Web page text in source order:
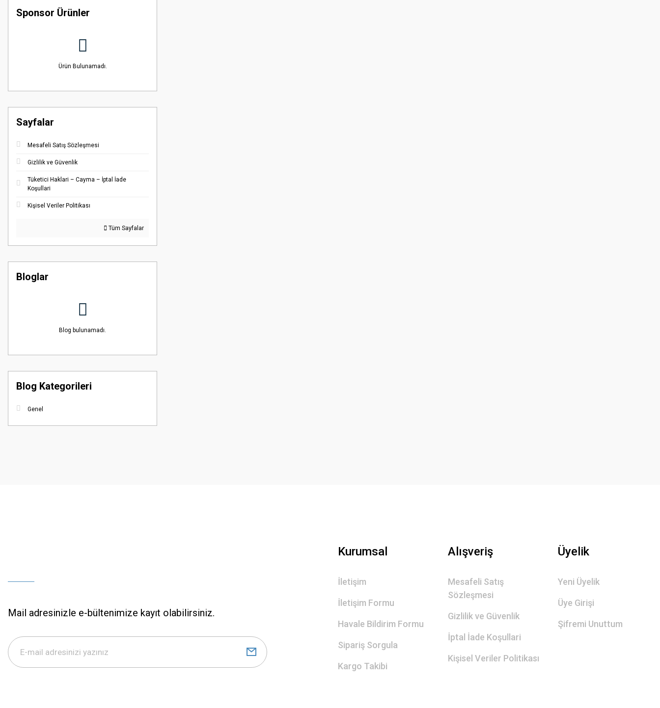
Sponsor Ürünler
Ürün Bulunamadı.
Sayfalar
Mesafeli Satış Sözleşmesi
Gizlilik ve Güvenlik
Tüketici Haklari – Cayma – İptal İade
Koşullari
Kişisel Veriler Politikası
Tüm Sayfalar
Bloglar
Blog bulunamadı.
Blog Kategorileri
Genel
Mail adresinizle e-bültenimize kayıt olabilirsiniz.
Kurumsal
İletişim
İletişim Formu
Havale Bildirim Formu
Sipariş Sorgula
Kargo Takibi
Alışveriş
Mesafeli Satış
Sözleşmesi
Gizlilik ve Güvenlik
İptal İade Koşullari
Kişisel Veriler Politikası
Üyelik
Yeni Üyelik
Üye Girişi
Şifremi Unuttum